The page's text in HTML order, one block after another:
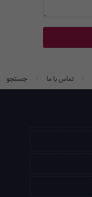
تماس با ما جستجو